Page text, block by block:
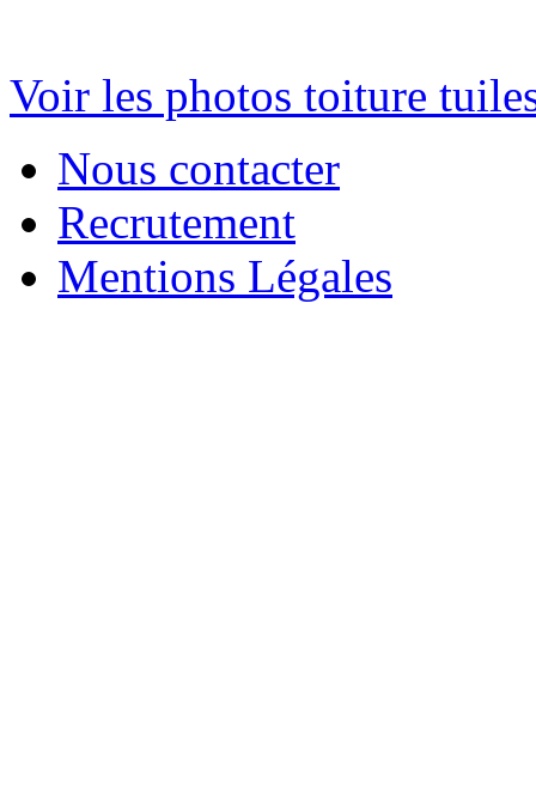
Voir les photos toiture
Nous contacter
Recrutement
Mentions Légales